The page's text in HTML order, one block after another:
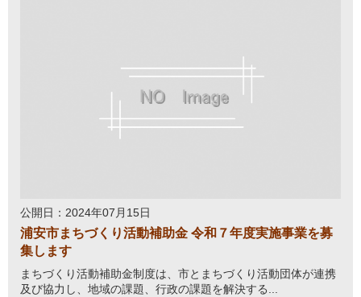
公開日：2024年07月15日
浦安市まちづくり活動補助金 令和７年度実施事業を募
集します
まちづくり活動補助金制度は、市とまちづくり活動団体が連携
及び協力し、地域の課題、行政の課題を解決する...